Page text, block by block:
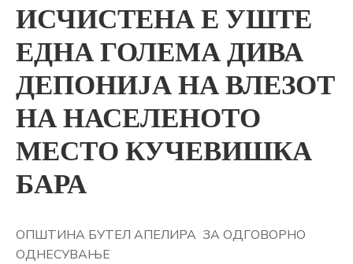
КОНТАКТ
ИСЧИСТЕНА Е УШТЕ
ЕДНА ГОЛЕМА ДИВА
ДЕПОНИЈА НА ВЛЕЗОТ
НА НАСЕЛЕНОТО
МЕСТО КУЧЕВИШКА
БАРА
ОПШТИНА БУТЕЛ АПЕЛИРА ЗА ОДГОВОРНО
ОДНЕСУВАЊЕ